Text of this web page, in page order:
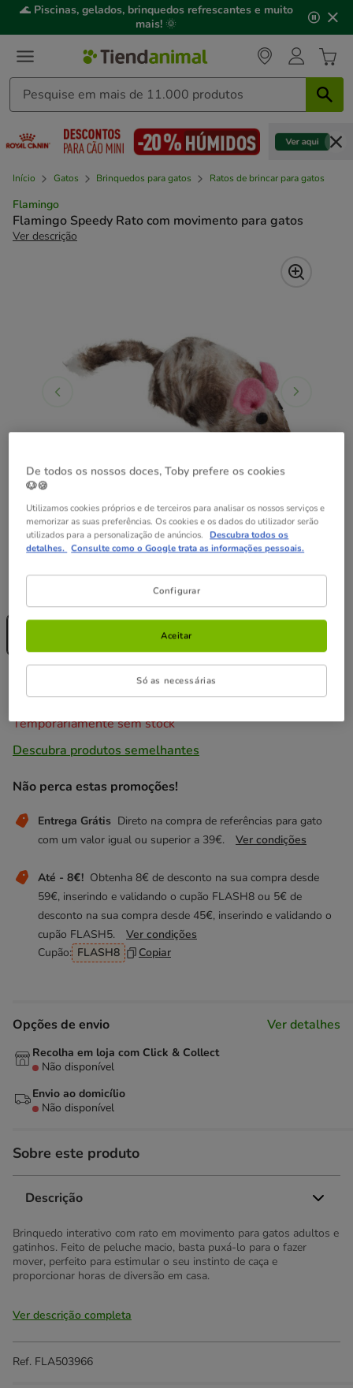
3,
mensagem,
🌊 Piscinas, gelados, brinquedos refrescantes e muito
mais! 🌞
Início Gatos Brinquedos para gatos Ratos de brincar para gatos
Flamingo
Flamingo Speedy Rato com movimento para gatos
Ver descrição
1 ud.
Não perca estas promoções!
Entrega Grátis Direto na compra de referências para gato
com um valor igual ou superior a 39€.
Ver condições
Até - 8€! Obtenha 8€ de desconto na sua compra desde
59€, inserindo e validando o cupão FLASH8 ou 5€ de
desconto na sua compra desde 45€, inserindo e validando o
cupão FLASH5.
Ver condições
Cupão: FLASH8 Copiar
Temporariamente sem stock
Descubra produtos semelhantes
Opções de envio Ver detalhes
Recolha em loja com Click & Collect
Não disponível
Envio ao domicílio
Não disponível
Sobre este produto
Descrição
Brinquedo interativo com rato em movimento para gatos adultos e
gatinhos. Feito de peluche macio, basta puxá-lo para o fazer
mover, perfeito para estimular o seu instinto de caça e
proporcionar horas de diversão em casa.
Ver descrição completa
Ref. FLA503966
De todos os nossos doces, Toby prefere os cookies
🐶🍪
Utilizamos cookies próprios e de terceiros para analisar os nossos serviços e
memorizar as suas preferências. Os cookies e os dados do utilizador serão
utilizados para a personalização de anúncios. Descubra todos os
detalhes. Consulte como o Google trata as informações pessoais.
Configurar
Só as necessárias
Aceitar